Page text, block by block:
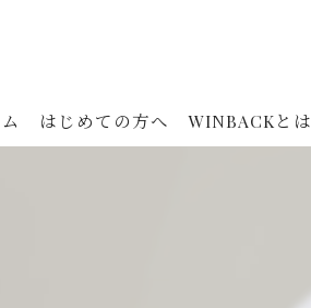
はじめての方へ WINBACKとは